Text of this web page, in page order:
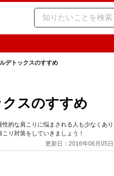
デトックスのすすめ
スのすすめ
的な肩こりに悩まされる人も少なくあり
り対策をしていきましょう！
更新日：2016年06月05日